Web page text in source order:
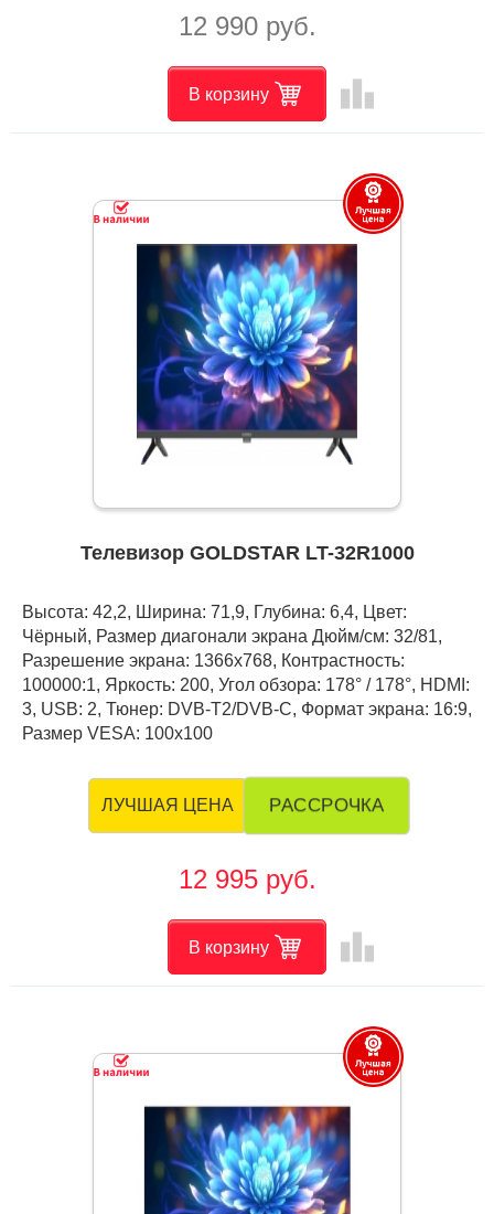
12 990 руб.
В корзину leaderboard
Телевизор GOLDSTAR LT-32R1000
Высота: 42,2, Ширина: 71,9, Глубина: 6,4, Цвет:
Чёрный, Размер диагонали экрана Дюйм/см: 32/81,
Разрешение экрана: 1366x768, Контрастность:
100000:1, Яркость: 200, Угол обзора: 178° / 178°, HDMI:
3, USB: 2, Тюнер: DVB-T2/DVB-C, Формат экрана: 16:9,
Размер VESA: 100х100
ЛУЧШАЯ ЦЕНА РАССРОЧКА
12 995 руб.
В корзину leaderboard